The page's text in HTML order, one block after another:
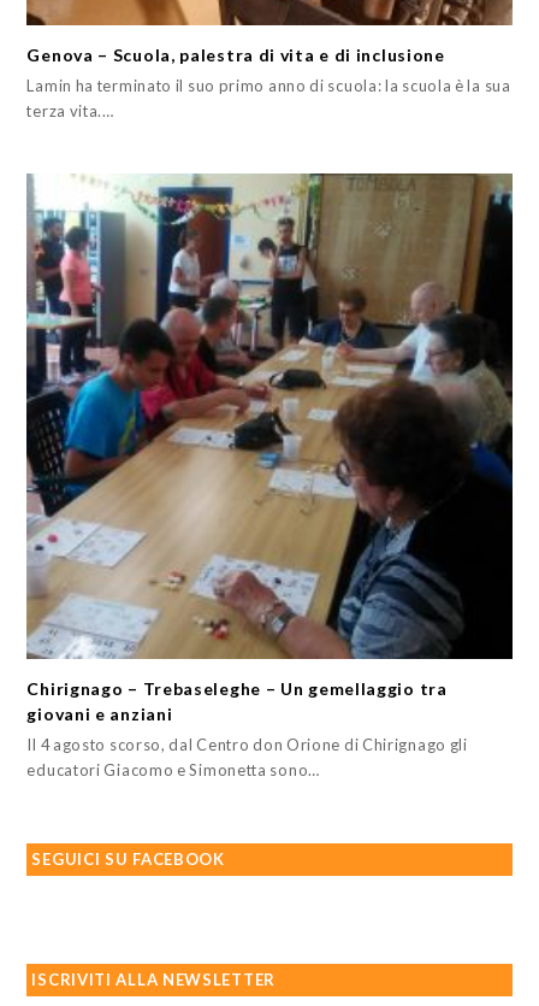
Genova – Scuola, palestra di vita e di inclusione
Lamin ha terminato il suo primo anno di scuola: la scuola è la sua
terza vita.…
Chirignago – Trebaseleghe – Un gemellaggio tra
giovani e anziani
Il 4 agosto scorso, dal Centro don Orione di Chirignago gli
educatori Giacomo e Simonetta sono…
SEGUICI SU FACEBOOK
ISCRIVITI ALLA NEWSLETTER